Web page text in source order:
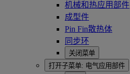
机械和热应用部件
成型件
Pin Fin散热体
同步环
关闭菜单
打开子菜单: 电气应用部件